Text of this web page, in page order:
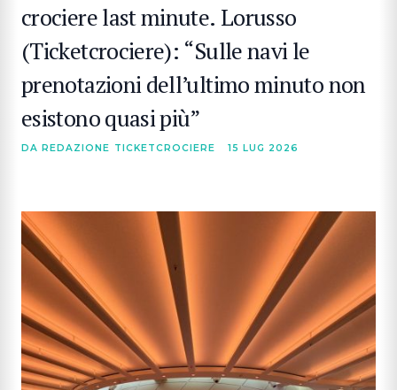
crociere last minute. Lorusso
(Ticketcrociere): “Sulle navi le
prenotazioni dell’ultimo minuto non
esistono quasi più”
DA REDAZIONE TICKETCROCIERE 15 LUG 2026